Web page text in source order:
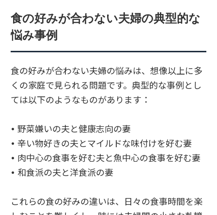
食の好みが合わない夫婦の典型的な
悩み事例
食の好みが合わない夫婦の悩みは、想像以上に多
くの家庭で見られる問題です。典型的な事例とし
ては以下のようなものがあります：
• 野菜嫌いの夫と健康志向の妻
• 辛い物好きの夫とマイルドな味付けを好む妻
• 肉中心の食事を好む夫と魚中心の食事を好む妻
• 和食派の夫と洋食派の妻
これらの食の好みの違いは、日々の食事時間を楽